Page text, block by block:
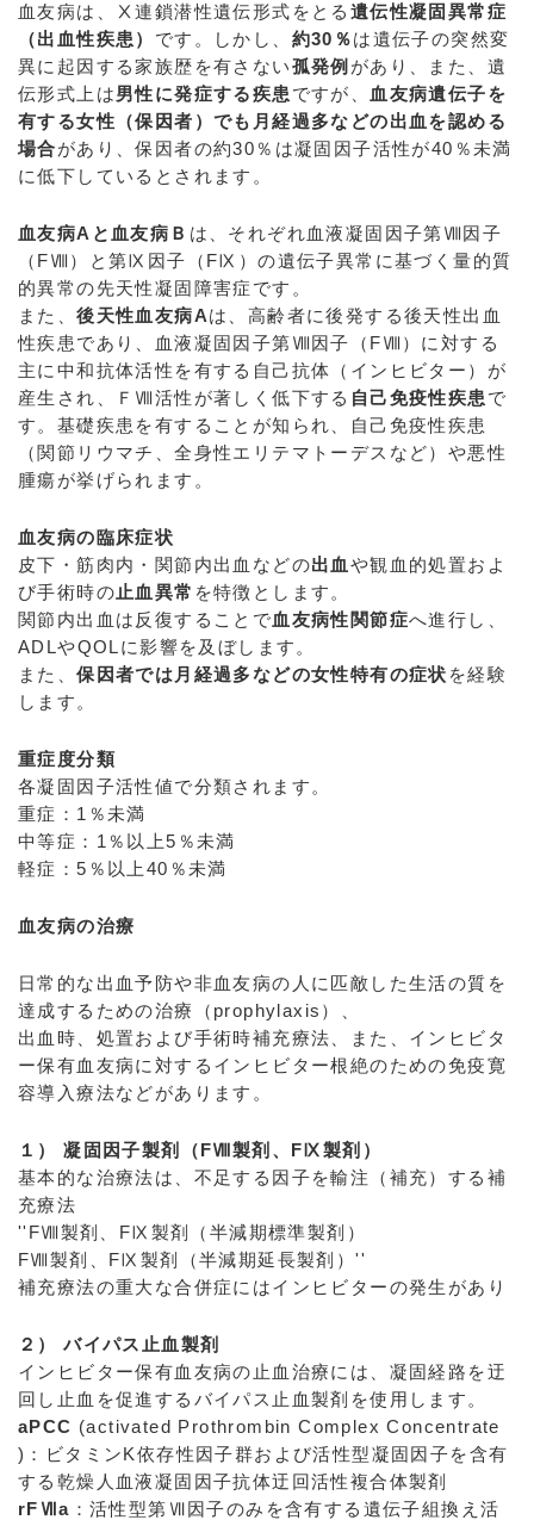
血友病は、Ⅹ連鎖潜性遺伝形式をとる 遺伝性凝固異常症
（出血性疾患） です。しかし、 約30％は遺伝子の突然変
異に起因する家族歴を有さない孤発例 があり、また、遺
伝形式上は男性に発症する疾患 ですが、
血友病遺伝子を
有する女性（保因者）でも月経過多などの出血を認める
場合があり、保因者の約30％は凝固因子活性が40％未満
に低下しているとされます。
血友病Aと血友病Ｂ は、それぞれ血液凝固因子第Ⅷ因子
（FⅧ）と第Ⅸ因子（FⅨ）の遺伝子異常に基づく量的質
的異常の先天性凝固障害症です。
また、後天性血友病Aは、高齢者に後発する後天性出血
性疾患であり、血液凝固因子第Ⅷ因子（FⅧ）に対する
主に中和抗体活性を有する自己抗体（インヒビター）が
産生され、ＦⅧ活性が著しく低下する 自己免疫性疾患 で
す。基礎疾患を有することが知られ、自己免疫性疾患
（関節リウマチ、全身性エリテマトーデスなど）や悪性
腫瘍が挙げられます。
血友病の臨床症状
皮下・筋肉内・関節内出血などの出血 や観血的処置およ
び手術時の 止血異常 を特徴とします。
関節内出血は反復することで血友病性関節症へ進行し、
ADLやQOLに影響を及ぼします。
また、保因者では月経過多などの女性特有の症状 を経験
します。
重症度分類
各凝固因子活性値で分類されます。
重症：1％未満
中等症：1％以上5％未満
軽症：5％以上40％未満
血友病の治療
日常的な出血予防や非血友病の人に匹敵した生活の質を
達成するための治療（prophylaxis）、
出血時、処置および手術時補充療法、また、インヒビタ
ー保有血友病に対するインヒビター根絶のための免疫寛
容導入療法などがあります。
１） 凝固因子製剤（FⅧ製剤、FⅨ製剤）
基本的な治療法は、不足する因子を輸注（補充）する補
充療法
''FⅧ製剤、FⅨ製剤（半減期標準製剤）
FⅧ製剤、FⅨ製剤（半減期延長製剤）''
補充療法の重大な合併症にはインヒビターの発生があり
２） バイパス止血製剤
インヒビター保有血友病の止血治療には、凝固経路を迂
回し止血を促進するバイパス止血製剤を使用します。
aPCC (activated Prothrombin Complex Concentrate
)：ビタミンK依存性因子群および活性型凝固因子を含有
する乾燥人血液凝固因子抗体迂回活性複合体製剤
rFⅦa ：活性型第Ⅶ因子のみを含有する遺伝子組換え活